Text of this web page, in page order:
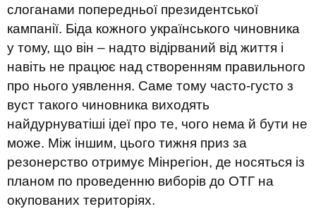
слоганами попередньої президентської
кампанії. Біда кожного українського чиновника
у тому, що він – надто відірваний від життя і
навіть не працює над створенням правильного
про нього уявлення. Саме тому часто-густо з
вуст такого чиновника виходять
найдурнуватіші ідеї про те, чого нема й бути не
може. Між іншим, цього тижня приз за
резонерство отримує Мінрегіон, де носяться із
планом по проведенню виборів до ОТГ на
окупованих територіях.